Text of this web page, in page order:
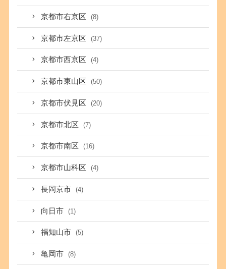
京都市右京区 (8)
京都市左京区 (37)
京都市西京区 (4)
京都市東山区 (50)
京都市伏見区 (20)
京都市北区 (7)
京都市南区 (16)
京都市山科区 (4)
長岡京市 (4)
向日市 (1)
福知山市 (5)
亀岡市 (8)